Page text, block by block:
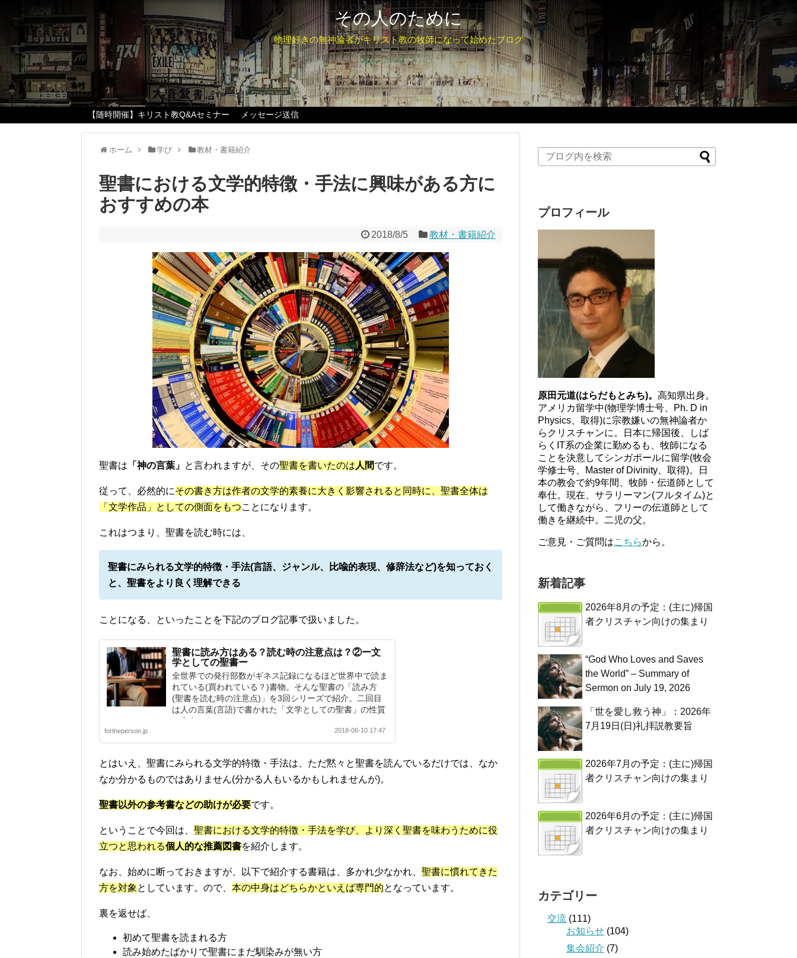
その人のために
物理好きの無神論者がキリスト教の牧師になって始めたブログ
【随時開催】キリスト教Q&Aセミナー メッセージ送信
ホーム 学び 教材・書籍紹介
聖書における文学的特徴・手法に興味がある方に
おすすめの本
2018/8/5 教材・書籍紹介
聖書は 「神の言葉」 と言われますが、その聖書を書いたのは 人間です。
従って、必然的にその書き方は作者の文学的素養に大きく影響されると同時に、聖書全体は
「文学作品」としての側面をもつことになります。
これはつまり、聖書を読む時には、
聖書にみられる文学的特徴・手法(言語、ジャンル、比喩的表現、修辞法など)を知っておく
と、聖書をより良く理解できる
ことになる、といったことを下記のブログ記事で扱いました。
聖書に読み方はある？読む時の注意点は？②ー文
学としての聖書ー
全世界での発行部数がギネス記録になるほど世界中で読ま
れている(買われている？)書物。そんな聖書の「読み方
(聖書を読む時の注意点)」を3回シリーズで紹介。二回目
は人の言葉(言語)で書かれた「文学としての聖書」の性質
に焦点をあててみていきます。
fortheperson.jp 2018-06-10 17:47
とはいえ、聖書にみられる文学的特徴・手法は、ただ黙々と聖書を読んでいるだけでは、なか
なか分かるものではありません(分かる人もいるかもしれませんが)。
聖書以外の参考書などの助けが必要です。
ということで今回は、 聖書における文学的特徴・手法を学び、より深く聖書を味わうために役
立つと思われる個人的な推薦図書を紹介します。
なお、始めに断っておきますが、以下で紹介する書籍は、多かれ少なかれ、 聖書に慣れてきた
方を対象 としています。ので、 本の中身はどちらかといえば専門的となっています。
裏を返せば、
初めて聖書を読まれる方
読み始めたばかりで聖書にまだ馴染みが無い方
プロフィール
原田元道(はらだもとみち)。 高知県出身。
アメリカ留学中(物理学博士号、Ph. D in
Physics、取得)に宗教嫌いの無神論者か
らクリスチャンに。日本に帰国後、しば
らくIT系の企業に勤めるも、牧師になる
ことを決意してシンガポールに留学(牧会
学修士号、Master of Divinity、取得)。日
本の教会で約9年間、牧師・伝道師として
奉仕。現在、サラリーマン(フルタイム)と
して働きながら、フリーの伝道師として
働きを継続中。二児の父。
ご意見・ご質問はこちらから。
新着記事
2026年8月の予定：(主に)帰国
者クリスチャン向けの集まり
“God Who Loves and Saves
the World” – Summary of
Sermon on July 19, 2026
「世を愛し救う神」：2026年
7月19日(日)礼拝説教要旨
2026年7月の予定：(主に)帰国
者クリスチャン向けの集まり
2026年6月の予定：(主に)帰国
者クリスチャン向けの集まり
カテゴリー
交流 (111)
お知らせ (104)
集会紹介 (7)